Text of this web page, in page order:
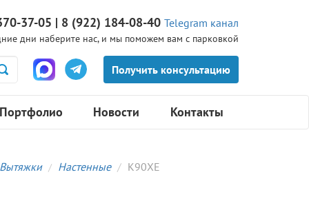
37-05 | 8 (922) 184-08-40 Telegram канал
дни наберите нас, и мы поможем вам с парковкой
Портфолио Новости Контакты
Вытяжки Настенные K90XE